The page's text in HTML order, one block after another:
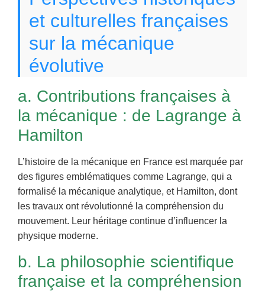
et culturelles françaises
sur la mécanique
évolutive
a. Contributions françaises à
la mécanique : de Lagrange à
Hamilton
L’histoire de la mécanique en France est marquée par
des figures emblématiques comme Lagrange, qui a
formalisé la mécanique analytique, et Hamilton, dont
les travaux ont révolutionné la compréhension du
mouvement. Leur héritage continue d’influencer la
physique moderne.
b. La philosophie scientifique
française et la compréhension